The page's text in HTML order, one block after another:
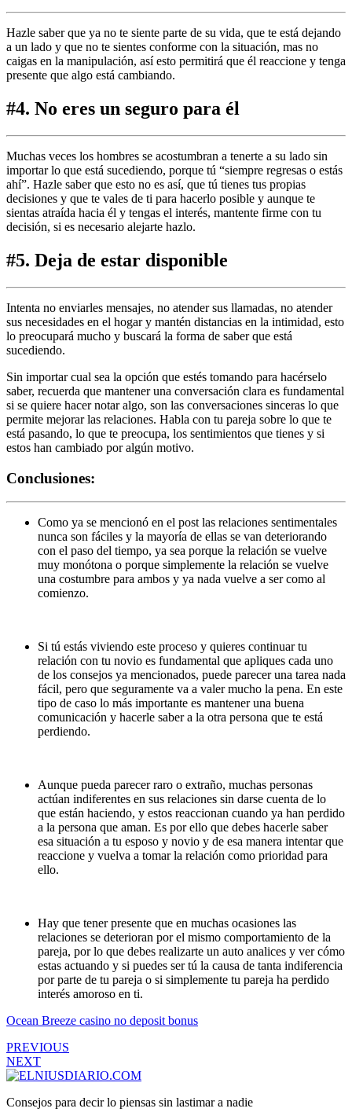
Hazle saber que ya no te siente parte de su vida, que te está dejando
a un lado y que no te sientes conforme con la situación, mas no
caigas en la manipulación, así esto permitirá que él reaccione y tenga
presente que algo está cambiando.
#4. No eres un seguro para él
Muchas veces los hombres se acostumbran a tenerte a su lado sin
importar lo que está sucediendo, porque tú “siempre regresas o estás
ahí”. Hazle saber que esto no es así, que tú tienes tus propias
decisiones y que te vales de ti para hacerlo posible y aunque te
sientas atraída hacia él y tengas el interés, mantente firme con tu
decisión, si es necesario alejarte hazlo.
#5. Deja de estar disponible
Intenta no enviarles mensajes, no atender sus llamadas, no atender
sus necesidades en el hogar y mantén distancias en la intimidad, esto
lo preocupará mucho y buscará la forma de saber que está
sucediendo.
Sin importar cual sea la opción que estés tomando para hacérselo
saber, recuerda que mantener una conversación clara es fundamental
si se quiere hacer notar algo, son las conversaciones sinceras lo que
permite mejorar las relaciones. Habla con tu pareja sobre lo que te
está pasando, lo que te preocupa, los sentimientos que tienes y si
estos han cambiado por algún motivo.
Conclusiones:
Como ya se mencionó en el post las relaciones sentimentales
nunca son fáciles y la mayoría de ellas se van deteriorando
con el paso del tiempo, ya sea porque la relación se vuelve
muy monótona o porque simplemente la relación se vuelve
una costumbre para ambos y ya nada vuelve a ser como al
comienzo.
Si tú estás viviendo este proceso y quieres continuar tu
relación con tu novio es fundamental que apliques cada uno
de los consejos ya mencionados, puede parecer una tarea nada
fácil, pero que seguramente va a valer mucho la pena. En este
tipo de caso lo más importante es mantener una buena
comunicación y hacerle saber a la otra persona que te está
perdiendo.
Aunque pueda parecer raro o extraño, muchas personas
actúan indiferentes en sus relaciones sin darse cuenta de lo
que están haciendo, y estos reaccionan cuando ya han perdido
a la persona que aman. Es por ello que debes hacerle saber
esa situación a tu esposo y novio y de esa manera intentar que
reaccione y vuelva a tomar la relación como prioridad para
ello.
Hay que tener presente que en muchas ocasiones las
relaciones se deterioran por el mismo comportamiento de la
pareja, por lo que debes realizarte un auto analices y ver cómo
estas actuando y si puedes ser tú la causa de tanta indiferencia
por parte de tu pareja o si simplemente tu pareja ha perdido
interés amoroso en ti.
Ocean Breeze casino no deposit bonus
PREVIOUS
NEXT
Consejos para decir lo piensas sin lastimar a nadie